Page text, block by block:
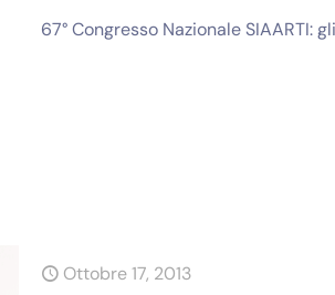
67° Congresso Nazionale SIAARTI:
Ottobre 17, 2013